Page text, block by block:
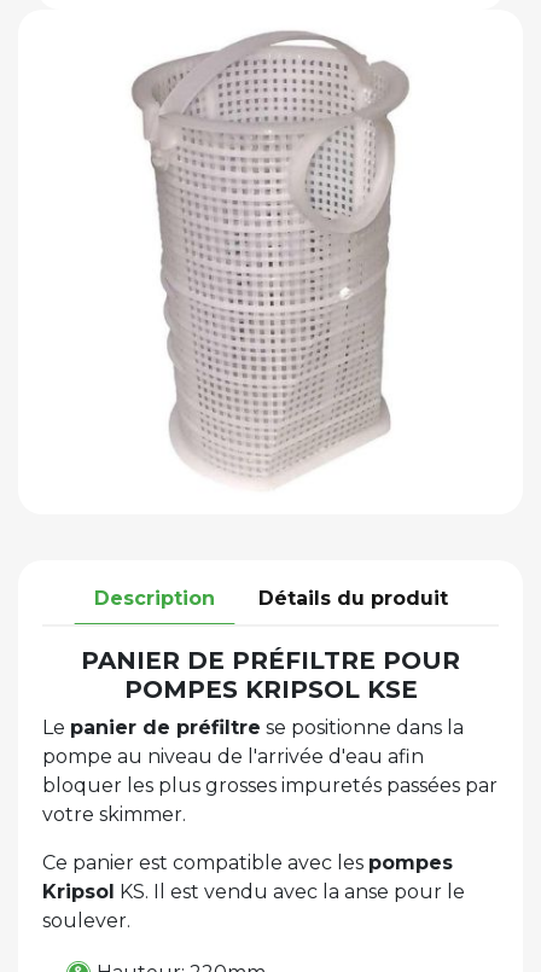
Description Détails du produit
PANIER DE PRÉFILTRE POUR
POMPES KRIPSOL KSE
Le panier de préfiltre se positionne dans la
pompe au niveau de l'arrivée d'eau afin
bloquer les plus grosses impuretés passées par
votre skimmer.
Ce panier est compatible avec les pompes
Kripsol KS. Il est vendu avec la anse pour le
soulever.